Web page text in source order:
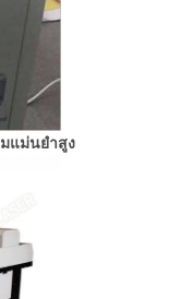
แม่นยำสูง